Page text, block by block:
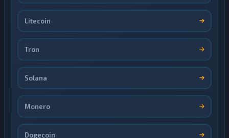
Litecoin
Tron
Solana
Monero
Dogecoin